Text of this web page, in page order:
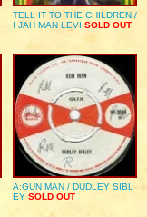
TELL IT TO THE CHILDREN /
I JAH MAN LEVI SOLD OUT
A:GUN MAN / DUDLEY SIBL
EY SOLD OUT